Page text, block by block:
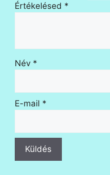
Értékelésed *
Név *
E-mail *